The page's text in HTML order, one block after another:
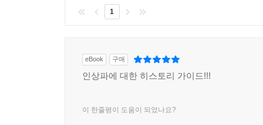
1
eBook 구매
인상파에 대한 히스토리 가이드!!!
이 한줄평이 도움이 되었나요?